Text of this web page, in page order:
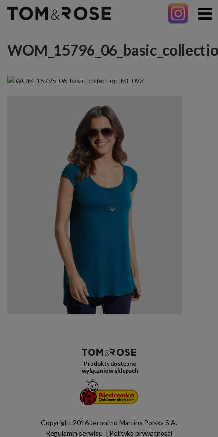
Produkty dostępne
wyłącznie w sklepach
Copyright 2016 Jeronimo Martins Polska S.A.
Regulamin serwisu
Polityka prywatności